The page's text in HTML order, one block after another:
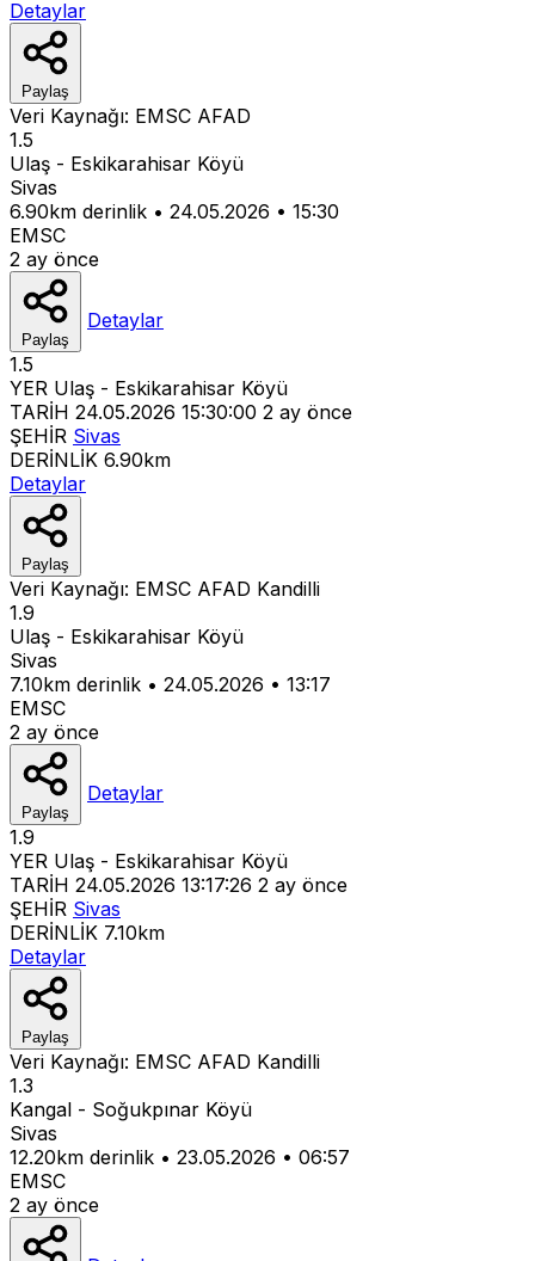
Detaylar
Paylaş
Veri Kaynağı: EMSC AFAD
1.5
Ulaş - Eskikarahisar Köyü
Sivas
6.90km derinlik • 24.05.2026 • 15:30
EMSC
2 ay önce
Paylaş
Detaylar
1.5
YER Ulaş - Eskikarahisar Köyü
TARİH 24.05.2026 15:30:00 2 ay önce
ŞEHİR Sivas
DERİNLİK 6.90km
Detaylar
Paylaş
Veri Kaynağı: EMSC AFAD Kandilli
1.9
Ulaş - Eskikarahisar Köyü
Sivas
7.10km derinlik • 24.05.2026 • 13:17
EMSC
2 ay önce
Paylaş
Detaylar
1.9
YER Ulaş - Eskikarahisar Köyü
TARİH 24.05.2026 13:17:26 2 ay önce
ŞEHİR Sivas
DERİNLİK 7.10km
Detaylar
Paylaş
Veri Kaynağı: EMSC AFAD Kandilli
1.3
Kangal - Soğukpınar Köyü
Sivas
12.20km derinlik • 23.05.2026 • 06:57
EMSC
2 ay önce